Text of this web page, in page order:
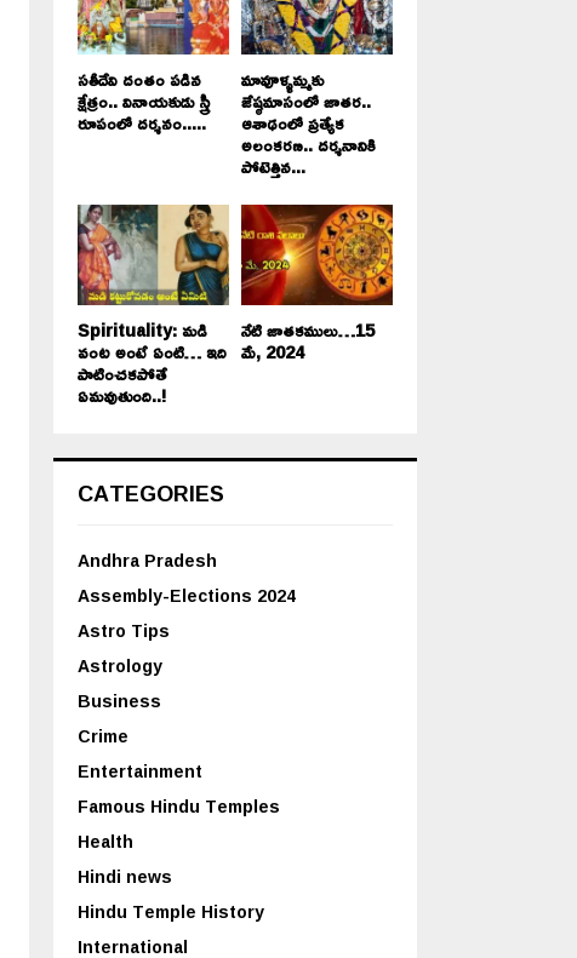
సతీదేవి దంతం పడిన
క్షేత్రం.. వినాయకుడు స్త్రీ
రూపంలో దర్శనం.....
మావూళ్ళమ్మకు
జేష్ఠమాసంలో జాతర..
ఆశాఢంలో ప్రత్యేక
అలంకరణ.. దర్శనానికి
పోటెత్తిన...
Spirituality: మడి
వంట అంటే ఏంటి… ఇది
పాటించకపోతే
ఏమవుతుంది..!
నేటి జాతకములు…15
మే, 2024
CATEGORIES
Andhra Pradesh
Assembly-Elections 2024
Astro Tips
Astrology
Business
Crime
Entertainment
Famous Hindu Temples
Health
Hindi news
Hindu Temple History
International